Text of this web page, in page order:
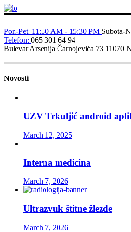
Pon-Pet: 11:30 AM - 15:30 PM Subota-
Telefon: 065 301 64 94
Bulevar Arsenija Čarnojevića 73 11070
Novosti
UZV Trkuljić android
March 12, 2025
Interna medicina
March 7, 2026
Ultrazvuk štitne žlezde
March 7, 2026